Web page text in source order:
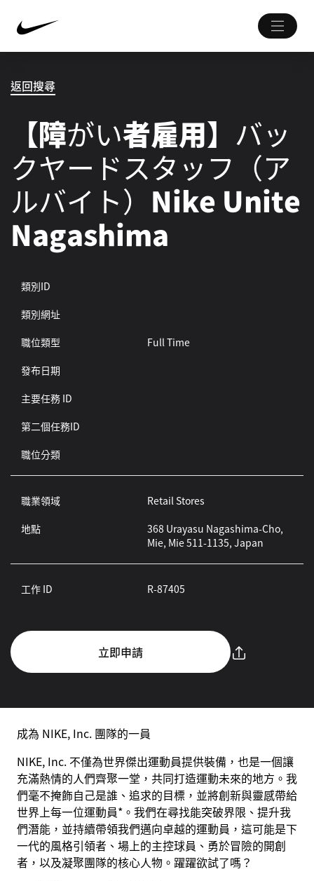
返回搜尋
【障がい者雇用】バッ
クヤードスタッフ（ア
ルバイト）Nike Unite
Nagashima
類別ID
類別網址
職位類型
Full Time
發布日期
主要任務 ID
第二個任務ID
職位分類
職業領域
Retail Stores
地點
368 Urayasu Nagashima-Cho,
Mie, Mie 511-1135, Japan
工作 ID R-87405
立即申請
成為 NIKE, Inc. 團隊的一員
NIKE, Inc. 不僅為世界傑出運動員提供裝備，也是一個讓
充滿熱情的人們齊聚一堂，共同打造運動未來的地方。我
們毫不掩飾自己是誰、追求的目標，並將創新與靈感帶給
世界上每一位運動員*。我們在尋找能突破界限、提升我
們潛能，並持續帶領我們邁向卓越的運動員，這可能是下
一代的風格引領者、場上的主控球員、勇於冒險的開創
者，以及凝聚團隊的核心人物。躍躍欲試了嗎？